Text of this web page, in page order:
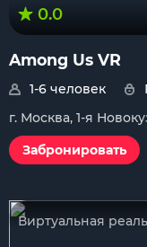
0.0
Among Us VR
1-6 человек
г. Москва, 1-я
Забронировать
Виртуальная